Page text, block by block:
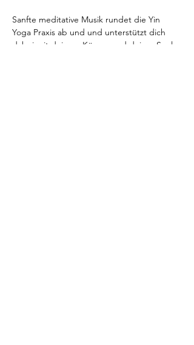
Sanfte meditative Musik rundet die Yin
Yoga Praxis ab und und unterstützt dich
dabei mit deinem Körper und deiner Seele